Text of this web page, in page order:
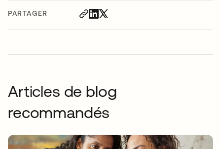
PARTAGER
Articles de blog
recommandés